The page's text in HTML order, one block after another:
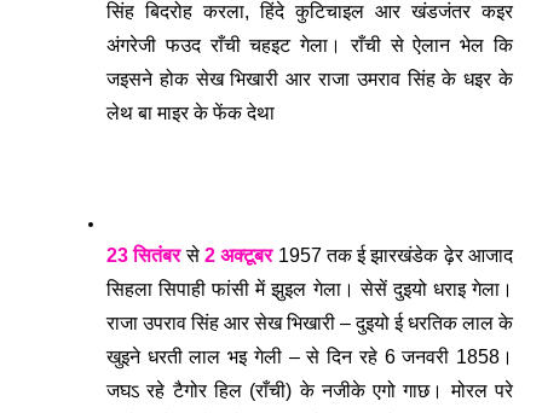
सिंह बिदरोह करला, हिंदे कुटिचाइल आर खंडजंतर कइर
अंगरेजी फउद राँची चहइट गेला। राँची से ऐलान भेल कि
जइसने होक सेख भिखारी आर राजा उमराव सिंह के धइर के
लेथ बा माइर के फेंक देथा
23 सितंबर से 2 अक्टूबर 1957 तक ई झारखंडेक ढ़ेर आजाद
सिहला सिपाही फांसी में झुइल गेला। सेसें दुइयो धराइ गेला।
राजा उपराव सिंह आर सेख भिखारी – दुइयो ई धरतिक लाल के
खुइने धरती लाल भइ गेली – से दिन रहे 6 जनवरी 1858।
जघऽ रहे टैगोर हिल (राँची) के नजीके एगो गाछ। मोरल परे